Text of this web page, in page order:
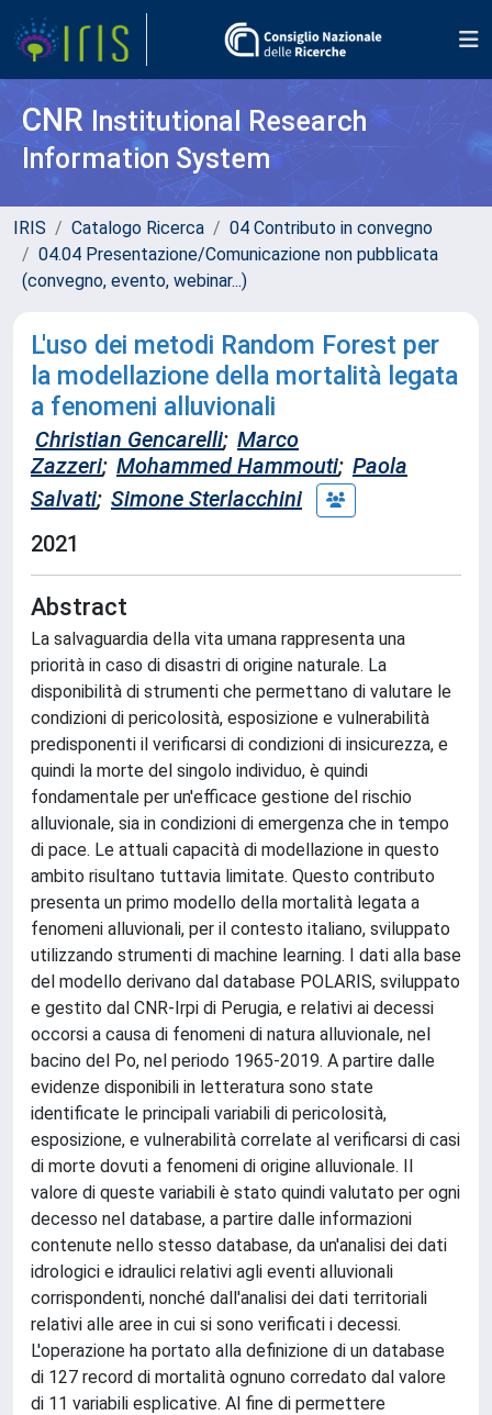
CNR Institutional Research
Information System
IRIS Catalogo Ricerca
04 Contributo in convegno
04.04 Presentazione/Comunicazione non pubblicata
(convegno, evento, webinar...)
L'uso dei metodi Random Forest per
la modellazione della mortalità legata
a fenomeni alluvionali
Christian Gencarelli; Marco
Zazzeri; Mohammed Hammouti; Paola
Salvati; Simone Sterlacchini
2021
Abstract
La salvaguardia della vita umana rappresenta una
priorità in caso di disastri di origine naturale. La
disponibilità di strumenti che permettano di valutare le
condizioni di pericolosità, esposizione e vulnerabilità
predisponenti il verificarsi di condizioni di insicurezza, e
quindi la morte del singolo individuo, è quindi
fondamentale per un'efficace gestione del rischio
alluvionale, sia in condizioni di emergenza che in tempo
di pace. Le attuali capacità di modellazione in questo
ambito risultano tuttavia limitate. Questo contributo
presenta un primo modello della mortalità legata a
fenomeni alluvionali, per il contesto italiano, sviluppato
utilizzando strumenti di machine learning. I dati alla base
del modello derivano dal database POLARIS, sviluppato
e gestito dal CNR-Irpi di Perugia, e relativi ai decessi
occorsi a causa di fenomeni di natura alluvionale, nel
bacino del Po, nel periodo 1965-2019. A partire dalle
evidenze disponibili in letteratura sono state
identificate le principali variabili di pericolosità,
esposizione, e vulnerabilità correlate al verificarsi di casi
di morte dovuti a fenomeni di origine alluvionale. Il
valore di queste variabili è stato quindi valutato per ogni
decesso nel database, a partire dalle informazioni
contenute nello stesso database, da un'analisi dei dati
idrologici e idraulici relativi agli eventi alluvionali
corrispondenti, nonché dall'analisi dei dati territoriali
relativi alle aree in cui si sono verificati i decessi.
L'operazione ha portato alla definizione di un database
di 127 record di mortalità ognuno corredato dal valore
di 11 variabili esplicative. Al fine di permettere